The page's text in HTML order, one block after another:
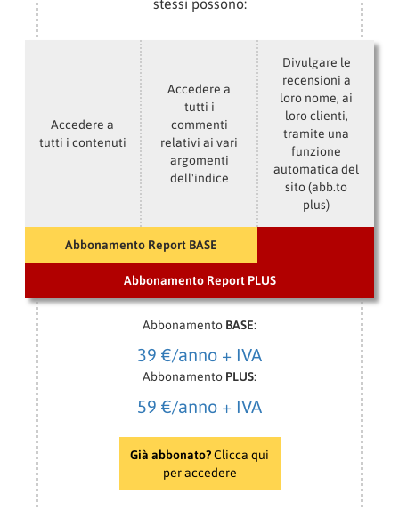
stessi possono:
Accedere a
tutti i contenuti
Accedere a
tutti i
commenti
relativi ai vari
argomenti
dell'indice
Divulgare le
recensioni a
loro nome, ai
loro clienti,
tramite una
funzione
automatica del
sito (abb.to
plus)
Abbonamento Report BASE
Abbonamento Report PLUS
Abbonamento BASE:
39 €/anno + IVA
Abbonamento PLUS:
59 €/anno + IVA
Già abbonato?Clicca qui
per accedere